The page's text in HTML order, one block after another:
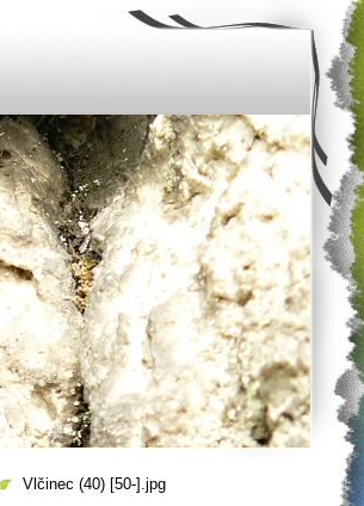
Vlčinec (40) [50-].jpg